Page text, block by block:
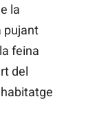
la
pujant
feina
del